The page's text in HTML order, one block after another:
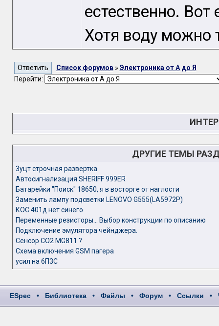
естественно.
Хотя воду можно
Список форумов» Электроника от А до Я
Перейти:
ДРУГИЕ ТЕМЫ
3уцт строчная развертка
Автосигнализация SHERIFF 999ER
Батарейки "Поиск" 18650, я в восторге от наглости
Заменить лампу подсветки LENOVO G555(LA5972P)
КОС 401д нет синего
Переменные резисторы... Выбор конструкции по описанию
Подключение эмулятора чейнджера.
Сенсор СО2 MG811 ?
Схема включения GSM пагера
усил на 6П3С
ESpec • Библиотека • Файлы • Форум • Ссылки •